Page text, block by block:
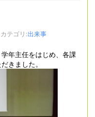
カテゴリ:出来事
年主任をはじめ、各課
きました。